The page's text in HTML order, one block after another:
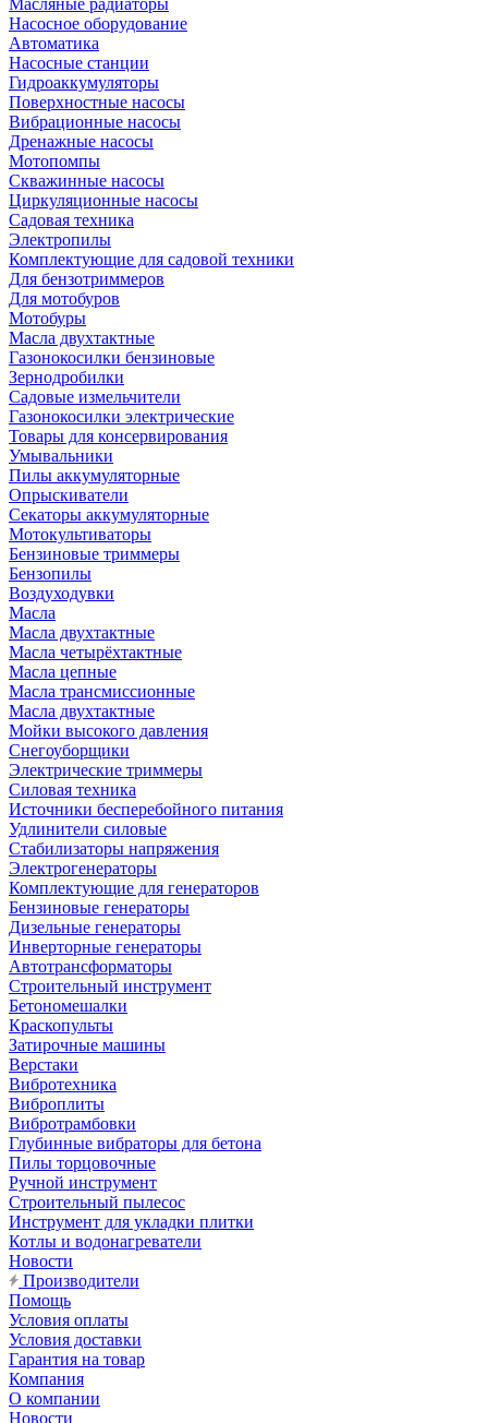
Масляные радиаторы
Насосное оборудование
Автоматика
Насосные станции
Гидроаккумуляторы
Поверхностные насосы
Вибрационные насосы
Дренажные насосы
Мотопомпы
Скважинные насосы
Циркуляционные насосы
Садовая техника
Электропилы
Комплектующие для садовой техники
Для бензотриммеров
Для мотобуров
Мотобуры
Масла двухтактные
Газонокосилки бензиновые
Зернодробилки
Садовые измельчители
Газонокосилки электрические
Товары для консервирования
Умывальники
Пилы аккумуляторные
Опрыскиватели
Секаторы аккумуляторные
Мотокультиваторы
Бензиновые триммеры
Бензопилы
Воздуходувки
Масла
Масла двухтактные
Масла четырёхтактные
Масла цепные
Масла трансмиссионные
Масла двухтактные
Мойки высокого давления
Снегоуборщики
Электрические триммеры
Силовая техника
Источники бесперебойного питания
Удлинители силовые
Стабилизаторы напряжения
Электрогенераторы
Комплектующие для генераторов
Бензиновые генераторы
Дизельные генераторы
Инверторные генераторы
Автотрансформаторы
Строительный инструмент
Бетономешалки
Краскопульты
Затирочные машины
Верстаки
Вибротехника
Виброплиты
Вибротрамбовки
Глубинные вибраторы для бетона
Пилы торцовочные
Ручной инструмент
Строительный пылесос
Инструмент для укладки плитки
Котлы и водонагреватели
Новости
Производители
Помощь
Условия оплаты
Условия доставки
Гарантия на товар
Компания
О компании
Новости